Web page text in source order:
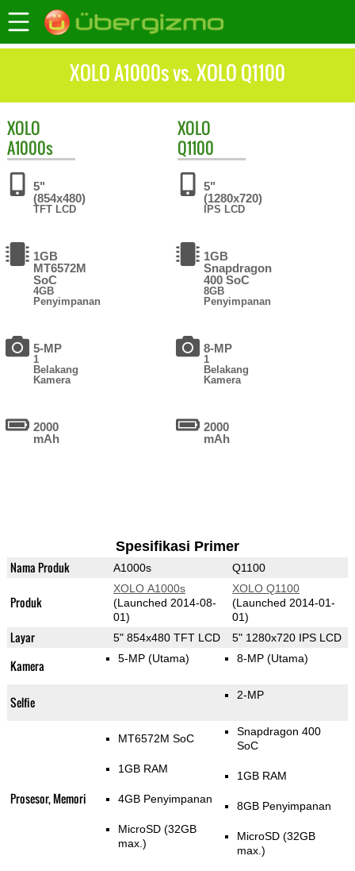
XOLO A1000s vs. XOLO Q1100
XOLO
A1000s
5"
(854x480)
TFT LCD
1GB
MT6572M
SoC
4GB
Penyimpanan
5-MP
1
Belakang
Kamera
2000
mAh
XOLO
Q1100
5"
(1280x720)
IPS LCD
1GB
Snapdragon
400 SoC
8GB
Penyimpanan
8-MP
1
Belakang
Kamera
2000
mAh
Spesifikasi Primer
Nama Produk A1000s Q1100
Produk
XOLO A1000s
(Launched 2014-08-
01)
XOLO Q1100
(Launched 2014-01-
01)
Layar 5" 854x480 TFT LCD 5" 1280x720 IPS LCD
Kamera 5-MP (Utama) 8-MP (Utama)
Selfie 2-MP
Prosesor, Memori
MT6572M SoC
1GB RAM
4GB Penyimpanan
MicroSD (32GB
max.)
Snapdragon 400
SoC
1GB RAM
8GB Penyimpanan
MicroSD (32GB
max.)